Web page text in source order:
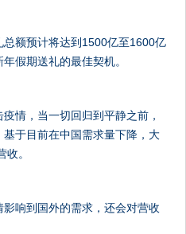
额预计将达到1500亿至1600亿
假期送礼的最佳契机。
情，当一切回归到平静之前，
于目前在中国需求量下降，大
。
响到国外的需求，还会对营收